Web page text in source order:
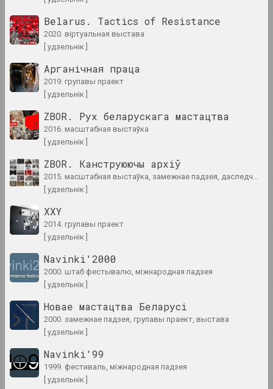
Chrysalis Mag, Пелагея Кудин
Захар Кудзін
Статус, Дита Войт
Мімікрыя. Амаль белае, але
2022
"Волонтеры для них в
диковинку". Специальный
польской границе
Reform.by
адсекчы": куратар Аляксей
Барысёнак – пра афекты
Belarus. Tactics of Resistance
2020. віртуальная выстава
[ удзельнік ]
Арганічная праца
2019. групавы праект
[ удзельнік ]
ZBOR. Рух беларускага мастацтва
2016. масштабная выстаўка
[ удзельнік ]
ZBOR. Канструюючы архіў
2015. масштабная выстаўка, замежнае падзея, даследчы праект, архіўны праект
[ удзельнік ]
XXY
2014. групавы праект
[ удзельнік ]
Navinki'2000
2000. штаб фестывалю, міжнародная падзея
[ удзельнік ]
Новае мастацтва Беларусі
2000. замежнае падзея, групавы праект, выстава
[ удзельнік ]
Navinki'99
1999. фестиваль, міжнародная падзея
[ удзельнік ]